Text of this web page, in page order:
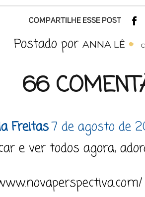
Postado por ANNA LÊ
66
Freitas7 de agosto de
e ver todos agora,